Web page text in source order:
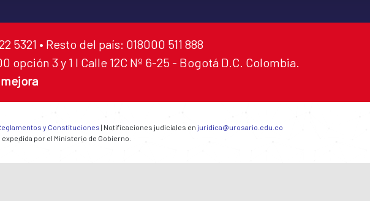
• Resto del país: 018000 511 888
3 y 1 I Calle 12C Nº 6-25 - Bogotá D.C. Colombia.
y Constituciones | Notificaciones judiciales en juridica@urosario.edu.co
por el Ministerio de Gobierno.